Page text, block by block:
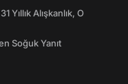
Alışkanlık, O
Soğuk Yanıt